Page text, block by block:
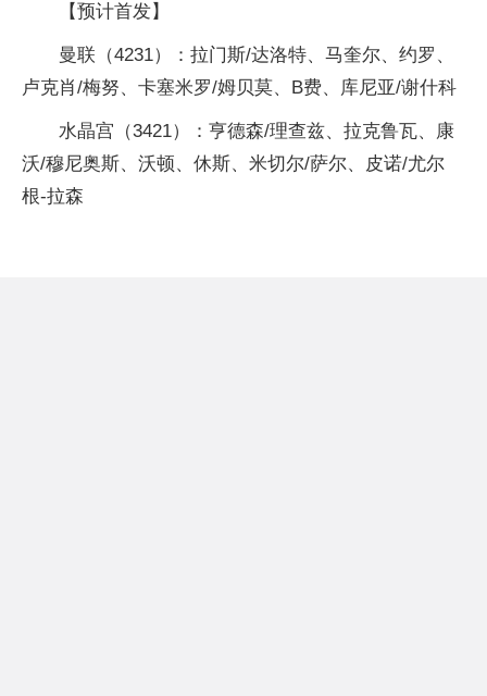
【预计首发】
曼联（4231）：拉门斯/达洛特、马奎尔、约罗、
卢克肖/梅努、卡塞米罗/姆贝莫、B费、库尼亚/谢什科
水晶宫（3421）：亨德森/理查兹、拉克鲁瓦、康
沃/穆尼奥斯、沃顿、休斯、米切尔/萨尔、皮诺/尤尔
根-拉森